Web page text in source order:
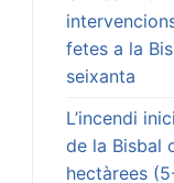
fetes a la
seixanta
L’incendi
de la Bisbal
hectàrees